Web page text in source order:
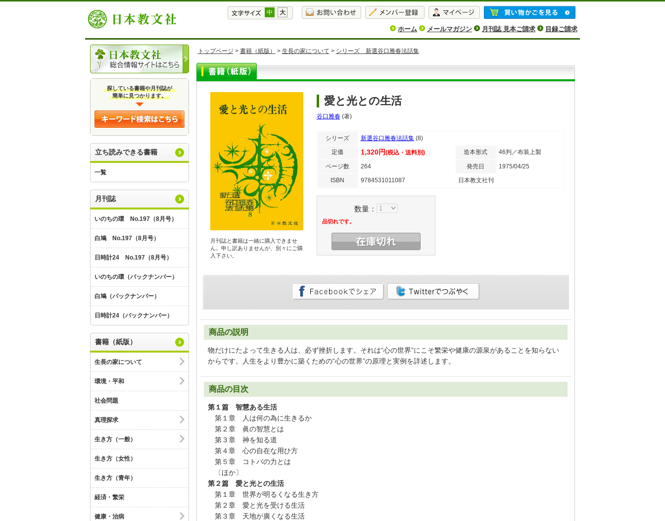
中 大
ホーム メールマガジン 月刊誌 見本ご請求 目録ご請求
探している書籍や月刊誌が
簡単に見つかります。
立ち読みできる書籍
一覧
月刊誌
いのちの環 No.197（8月号）
白鳩 No.197（8月号）
日時計24 No.197（8月号）
いのちの環（バックナンバー）
白鳩（バックナンバー）
日時計24（バックナンバー）
書籍（紙版）
生長の家について
環境・平和
社会問題
真理探求
生き方（一般）
生き方（女性）
生き方（青年）
経済・繁栄
健康・治病
トップページ > 書籍（紙版） > 生長の家について > シリーズ 新選谷口雅春法話集
月刊誌と書籍は一緒に購入できませ
ん。申し訳ありませんが、別々にご購
入下さい。
愛と光との生活
谷口雅春 (著)
シリーズ 新選谷口雅春法話集 (8)
定価
1,320円(税込・送料別) 造本形式 46判／布装上製
ページ数 264 発売日
1975/04/25
ISBN
9784531011087 日本教文社刊
数量：
品切れです。
商品の説明
物だけにたよって生きる人は、必ず挫折します。それは“心の世界”にこそ繁栄や健康の源泉があることを知らない
からです。人生をより豊かに築くための“心の世界”の原理と実例を詳述します。
商品の目次
第１篇 智慧ある生活
第１章 人は何の為に生きるか
第２章 眞の智慧とは
第３章 神を知る道
第４章 心の自在な用ひ方
第５章 コトバの力とは
〔ほか〕
第２篇 愛と光との生活
第１章 世界が明るくなる生き方
第２章 愛と光を受ける生活
第３章 天地が廣くなる生活